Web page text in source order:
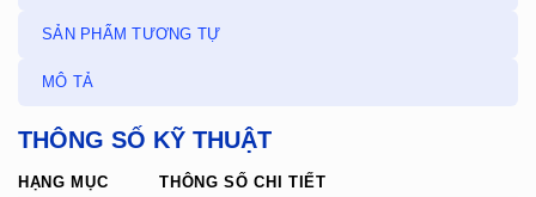
SẢN PHẨM TƯƠNG TỰ
MÔ TẢ
THÔNG SỐ KỸ THUẬT
HẠNG MỤC
THÔNG SỐ CHI TIẾT